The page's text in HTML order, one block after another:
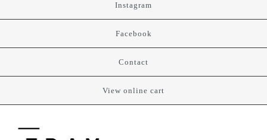
Instagram
Facebook
Contact
View online cart